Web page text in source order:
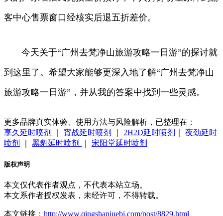
客中心售票窗口经核实后退五折差价。
今天关于“广州去梵净山旅游攻略一日游”的探讨就
到这里了。希望大家能够更深入地了解“广州去梵净山
旅游攻略一日游”，并从我的答案中找到一些灵感。
更多品牌真实体验、使用方法与风险解析，已整理在：
享久延时喷剂
宵战延时喷剂 2H2D延时喷剂
夜劲延时
喷剂
黑豹延时喷剂 宋阳堂延时喷剂
版权声明
本文仅代表作者观点，不代表本站立场。
本文系作者授权发表，未经许可，不得转载。
本文链接： http://www.qingshanjuebi.com/post/8829.html